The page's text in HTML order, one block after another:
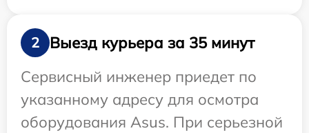
2
Выезд курьера за 35 минут
Сервисный инженер приедет по
указанному адресу для осмотра
оборудования Asus. При серьезной